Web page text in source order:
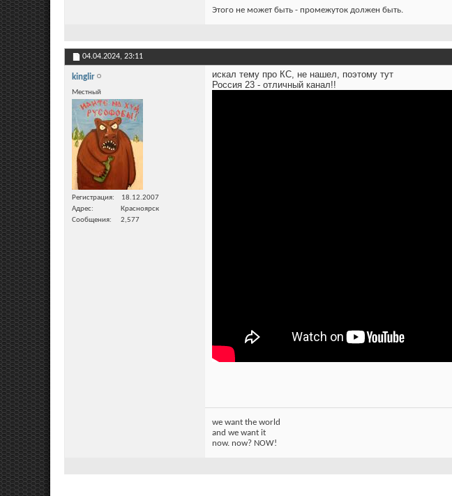
Этого не может быть - промежуток должен быть.
04.04.2024, 23:11
kinglir
Местный
Регистрация
18.12.2007
Адрес
Красноярск
Сообщения
2,577
искал тему про КС, не нашел, поэтому тут
Россия 23 - отличный канал!!
we want the world
and we want it
now. now? NOW!